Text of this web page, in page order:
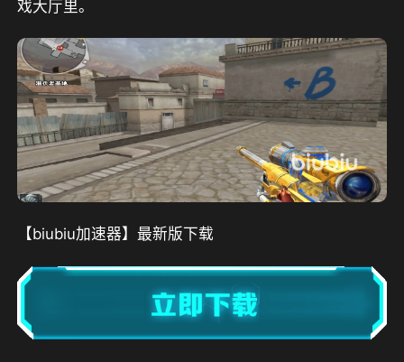
戏大厅里。
【biubiu加速器】最新版下载